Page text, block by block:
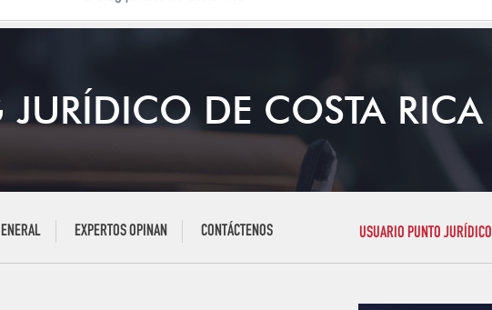
JURÍDICO DE COSTA RICA
EXPERTOS OPINAN CONTÁCTENOS USUARIO PUNTO JURÍDICO